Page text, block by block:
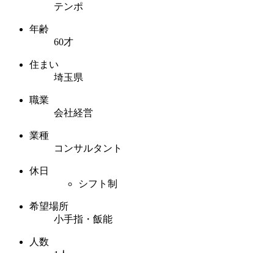
テンポ
年齢
60才
住まい
埼玉県
職業
会社経営
業種
コンサルタント
休日
シフト制
希望場所
小手指・飯能
人数